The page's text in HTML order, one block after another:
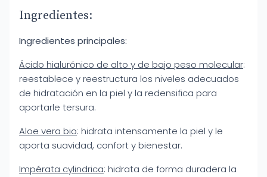
Ingredientes:
Ingredientes principales:
Ácido hialurónico de alto y de bajo peso molecular:
reestablece y reestructura los niveles adecuados
de hidratación en la piel y la redensifica para
aportarle tersura.
Aloe vera bio: hidrata intensamente la piel y le
aporta suavidad, confort y bienestar.
Impérata cylindrica: hidrata de forma duradera la